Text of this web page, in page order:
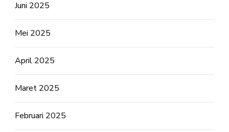
Juni 2025
Mei 2025
April 2025
Maret 2025
Februari 2025